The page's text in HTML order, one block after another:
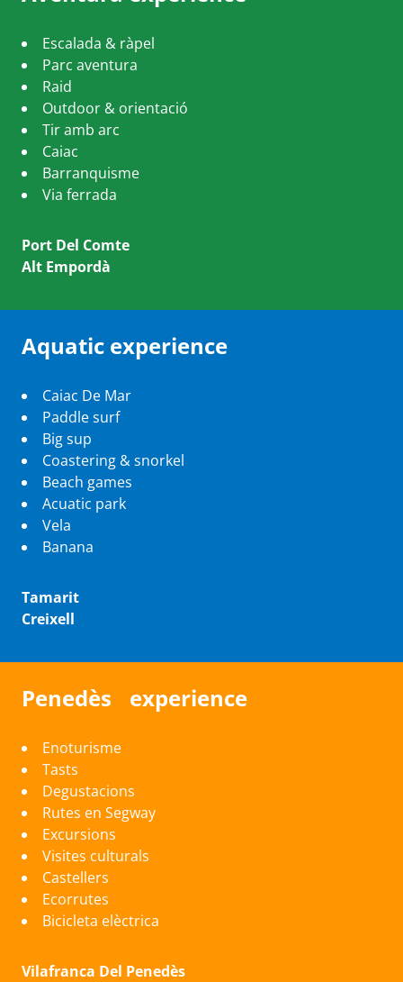
Escalada & ràpel
Parc aventura
Raid
Outdoor & orientació
Tir amb arc
Caiac
Barranquisme
Via ferrada
Port Del Comte
Alt Empordà
Aquatic experience
Caiac De Mar
Paddle surf
Big sup
Coastering & snorkel
Beach games
Acuatic park
Vela
Banana
Tamarit
Creixell
Penedès experience
Enoturisme
Tasts
Degustacions
Rutes en Segway
Excursions
Visites culturals
Castellers
Ecorrutes
Bicicleta elèctrica
Vilafranca Del Penedès